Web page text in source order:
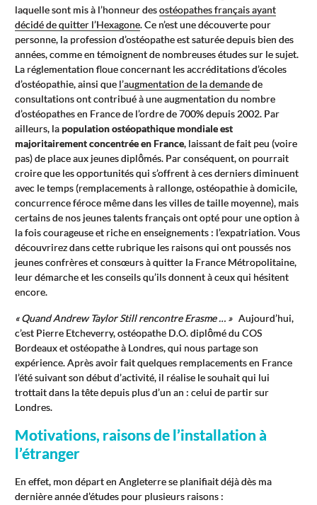
laquelle sont mis à l’honneur desostéopathes français ayant
décidé de quitter l’Hexagone. Ce n’est une découverte pour
personne, la profession d’ostéopathe est saturée depuis bien des
années, comme en témoignent de nombreuses études sur le sujet.
La réglementation floue concernant les accréditations d’écoles
d’ostéopathie, ainsi que l’augmentation de la demandede
consultations ont contribué à une augmentation du nombre
d’ostéopathes en France de l’ordre de 700% depuis 2002. Par
ailleurs, lapopulation ostéopathique mondiale est
majoritairement concentrée en France, laissant de fait peu (voire
pas) de place aux jeunes diplômés. Par conséquent, on pourrait
croire que les opportunités qui s’offrent à ces derniers diminuent
avec le temps (remplacements à rallonge, ostéopathie à domicile,
concurrence féroce même dans les villes de taille moyenne), mais
certains de nos jeunes talents français ont opté pour une option à
la fois courageuse et riche en enseignements : l’expatriation. Vous
découvrirez dans cette rubrique les raisons qui ont poussés nos
jeunes confrères et consœurs à quitter la France Métropolitaine,
leur démarche et les conseils qu’ils donnent à ceux qui hésitent
encore.
« Quand Andrew Taylor Still rencontre Erasme … »Aujourd’hui,
c’est Pierre Etcheverry, ostéopathe D.O. diplômé du COS
Bordeaux et ostéopathe à Londres, qui nous partage son
expérience. Après avoir fait quelques remplacements en France
l’été suivant son début d’activité, il réalise le souhait qui lui
trottait dans la tête depuis plus d’un an : celui de partir sur
Londres.
Motivations, raisons de l’installation à
l’étranger
En effet, mon départ en Angleterre se planifiait déjà dès ma
dernière année d’études pour plusieurs raisons :